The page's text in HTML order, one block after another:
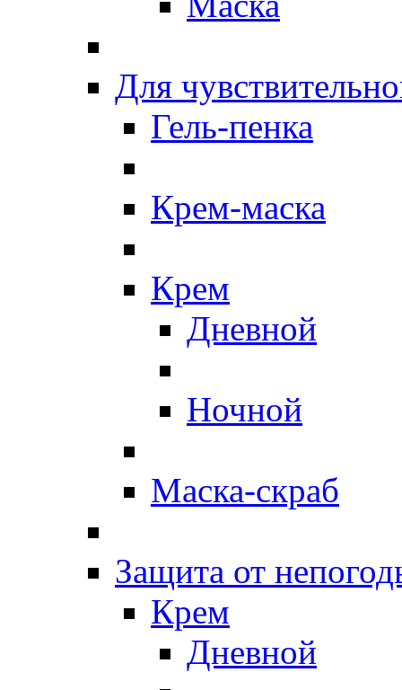
Для
Гель-пенка
Крем-маска
Крем
Дневной
Ночной
Маска-скраб
Защита от
Крем
Дневной